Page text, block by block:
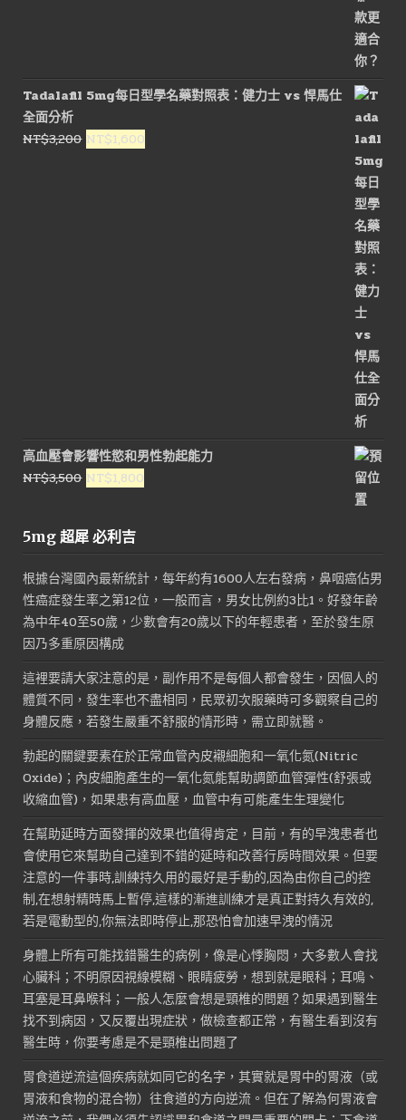
Tadalafil 5mg每日型學名藥對照表：健力士 vs 悍馬仕
全面分析
NT$3,200 原
NT$1,600
高血壓會影響性慾和男性勃起能力
NT$3,500 原
格：
NT$1,800
5mg 超犀 必利吉
根據台灣國內最新統計，每年約有1600人左右發病，鼻咽癌佔男
性癌症發生率之第12位，一般而言，男女比例約3比1。好發年齡
為中年40至50歲，少數會有20歲以下的年輕患者，至於發生原
因乃多重原因構成
這裡要請大家注意的是，副作用不是每個人都會發生，因個人的
體質不同，發生率也不盡相同，民眾初次服藥時可多觀察自己的
身體反應，若發生嚴重不舒服的情形時，需立即就醫。
勃起的關鍵要素在於正常血管內皮襯細胞和一氧化氮(Nitric
Oxide)；內皮細胞產生的一氧化氮能幫助調節血管彈性(舒張或
收縮血管)，如果患有高血壓，血管中有可能產生生理變化
在幫助延時方面發揮的效果也值得肯定，目前，有的早洩患者也
會使用它來幫助自己達到不錯的延時和改善行房時間效果。但要
注意的一件事時,訓練持久用的最好是手動的,因為由你自己的控
制,在想射精時馬上暫停,這樣的漸進訓練才是真正對持久有效的,
若是電動型的,你無法即時停止,那恐怕會加速早洩的情況
身體上所有可能找錯醫生的病例，像是心悸胸悶，大多數人會找
心臟科；不明原因視線模糊、眼睛疲勞，想到就是眼科；耳鳴、
耳塞是耳鼻喉科；一般人怎麼會想是頸椎的問題？如果遇到醫生
找不到病因，又反覆出現症狀，做檢查都正常，有醫生看到沒有
醫生時，你要考慮是不是頸椎出問題了
胃食道逆流這個疾病就如同它的名字，其實就是胃中的胃液（或
胃液和食物的混合物）往食道的方向逆流。但在了解為何胃液會